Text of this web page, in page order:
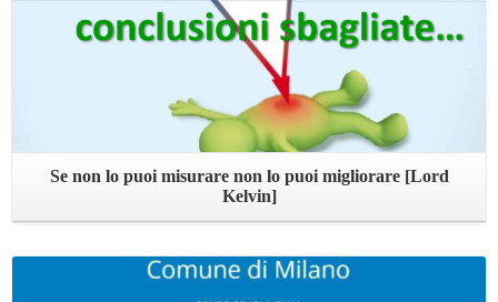
Se non lo puoi misurare non lo puoi migliorare [Lord
Kelvin]